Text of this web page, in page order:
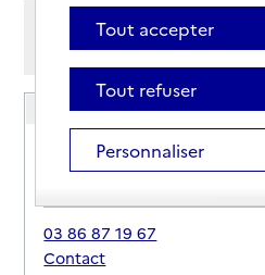
Afficher les résultats par:
Mode liste
Mode carte
EHPAD Carnot
Adresse
87 rue Carnot
89500-Villeneuve-sur-Yonne
03 86 87 19 67
Contact
Tout accepter
Tout refuser
Personnaliser